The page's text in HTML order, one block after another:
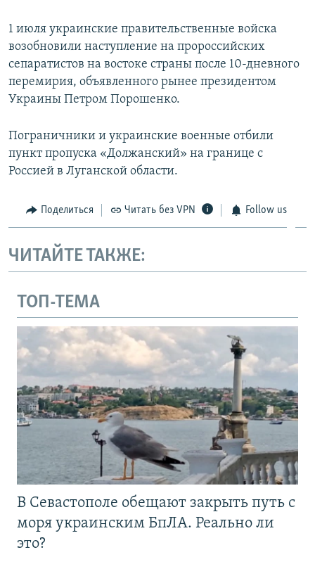
1 июля украинские правительственные войска
возобновили наступление на пророссийских
сепаратистов на востоке страны после 10-дневного
перемирия, объявленного рынее президентом
Украины Петром Порошенко.
Пограничники и украинские военные отбили
пункт пропуска «Должанский» на границе с
Россией в Луганской области.
Поделиться Читать без VPN Follow us
ЧИТАЙТЕ ТАКЖЕ:
ТОП-ТЕМА
В Севастополе обещают закрыть путь с
моря украинским БпЛА. Реально ли
это?